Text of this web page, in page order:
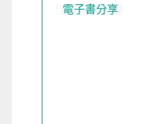
電子書分享